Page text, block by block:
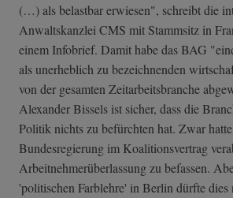
(…) als belastbar erwiesen", schreibt die
Anwaltskanzlei CMS mit Stammsitz in
einem Infobrief. Damit habe das BAG
als unerheblich zu bezeichnenden
von der gesamten Zeitarbeitsbranche
Alexander Bissels ist sicher, dass die
Politik nichts zu befürchten hat. Zwar
Bundesregierung im Koalitionsvertrag
Arbeitnehmerüberlassung zu befassen.
'politischen Farblehre' in Berlin dürfte